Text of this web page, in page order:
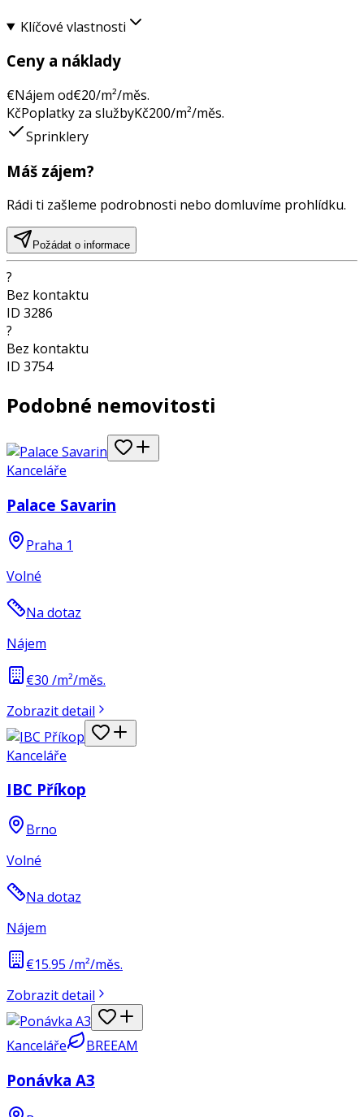
Klíčové vlastnosti
Ceny a náklady
€Nájem od€20/m²/měs.
KčPoplatky za službyKč200/m²/měs.
Sprinklery
Máš zájem?
Rádi ti zašleme podrobnosti nebo domluvíme prohlídku.
Požádat o informace
?
Bez kontaktu
ID 3286
?
Bez kontaktu
ID 3754
Podobné nemovitosti
Kanceláře
Palace Savarin
Praha 1
Volné
Na dotaz
Nájem
€30 /m²/měs.
Zobrazit detail
Kanceláře
IBC Příkop
Brno
Volné
Na dotaz
Nájem
€15.95 /m²/měs.
Zobrazit detail
Kanceláře BREEAM
Ponávka A3